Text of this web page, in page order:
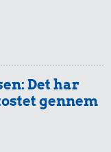
Det har
gennem